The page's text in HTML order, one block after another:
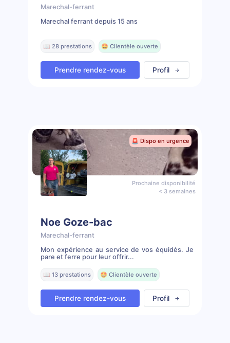
Marechal-ferrant
Marechal ferrant depuis 15 ans
📖 28 prestations 🤩 Clientèle ouverte
Prendre rendez-vous Profil
🚨 Dispo en urgence
Prochaine disponibilité
< 3 semaines
Noe Goze-bac
Marechal-ferrant
Mon expérience au service de vos équidés. Je
pare et ferre pour leur offrir...
📖 13 prestations 🤩 Clientèle ouverte
Prendre rendez-vous Profil